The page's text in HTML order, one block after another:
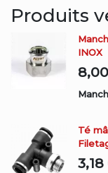
Produits
INOX
Té